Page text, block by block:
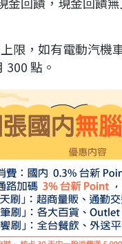
限，如有電動汽機
點。